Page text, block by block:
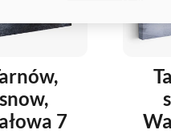
snow,
7